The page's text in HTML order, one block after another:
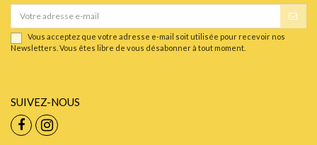
Vous acceptez que votre adresse e-mail soit utilisée pour recevoir nos
Newsletters. Vous êtes libre de vous désabonner à tout moment.
SUIVEZ-NOUS